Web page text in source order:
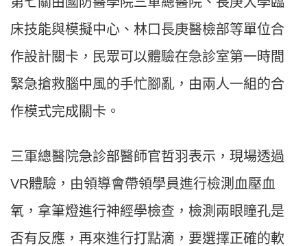
床技能與模擬中心、林口長庚醫檢部等單位合
作設計關卡，民眾可以體驗在急診室第一時間
緊急搶救腦中風的手忙腳亂，由兩人一組的合
作模式完成關卡。
三軍總醫院急診部醫師官哲羽表示，現場透過
VR體驗，由領導會帶領學員進行檢測血壓血
氧，拿筆燈進行神經學檢查，檢測兩眼瞳孔是
否有反應，再來進行打點滴，要選擇正確的軟